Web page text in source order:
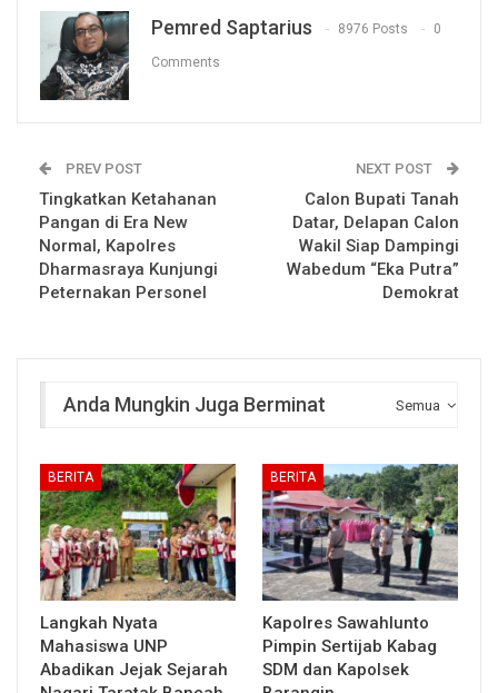
Pemred Saptarius 8976 Posts 0
Comments
PREV POST
Tingkatkan Ketahanan
Pangan di Era New
Normal, Kapolres
Dharmasraya Kunjungi
Peternakan Personel
NEXT POST
Calon Bupati Tanah
Datar, Delapan Calon
Wakil Siap Dampingi
Wabedum “Eka Putra”
Demokrat
Semua
Anda Mungkin Juga Berminat
BERITA
Langkah Nyata
Mahasiswa UNP
Abadikan Jejak Sejarah
BERITA
Kapolres Sawahlunto
Pimpin Sertijab Kabag
SDM dan Kapolsek